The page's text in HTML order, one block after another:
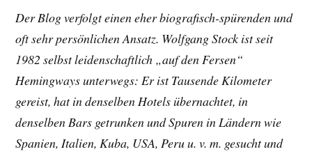
Der Blog verfolgt einen eher biografisch-spürenden und
oft sehr persönlichen Ansatz. Wolfgang Stock ist seit
1982 selbst leidenschaftlich „auf den Fersen“
Hemingways unterwegs: Er ist Tausende Kilometer
gereist, hat in denselben Hotels übernachtet, in
denselben Bars getrunken und Spuren in Ländern wie
Spanien, Italien, Kuba, USA, Peru u. v. m. gesucht und